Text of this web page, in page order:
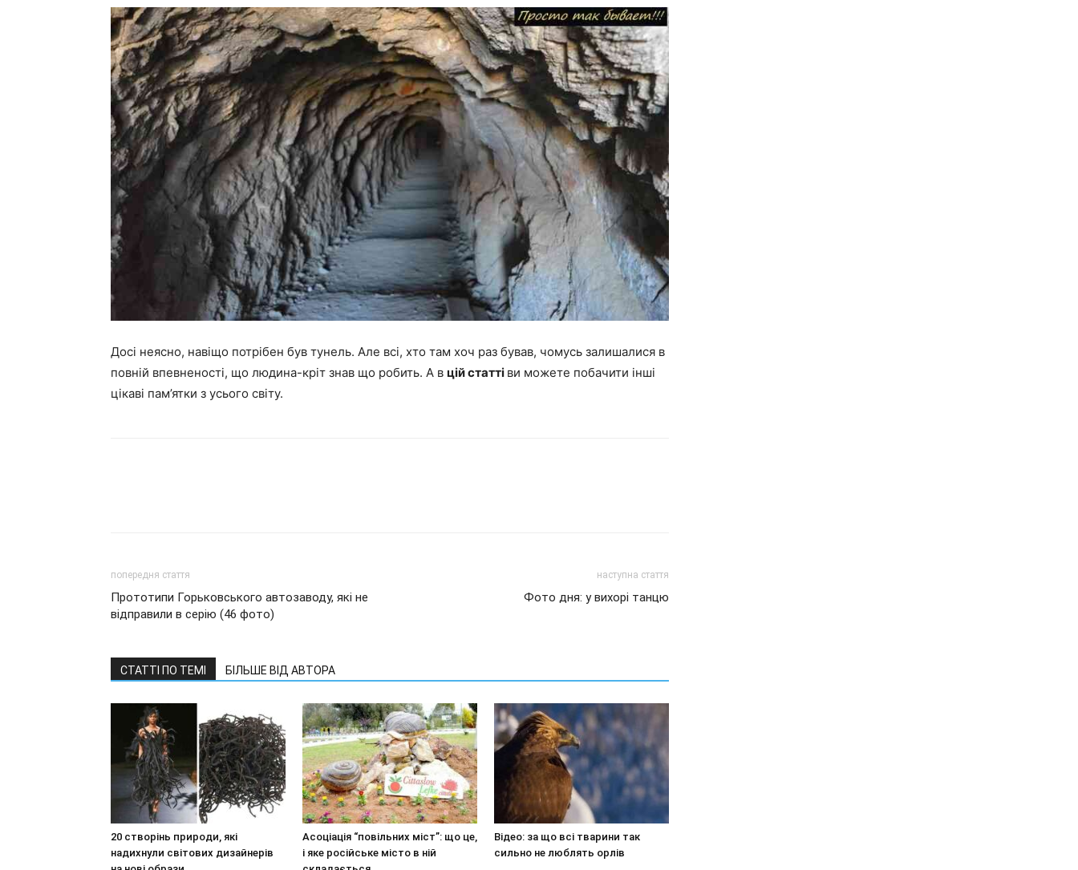
Досі неясно, навіщо потрібен був тунель. Але всі, хто там хоч раз бував, чомусь залишалися в
повній впевненості, що людина-кріт знав що робить. А в цій статті ви можете побачити інші
цікаві пам’ятки з усього світу.
попередня стаття
Прототипи Горьковського автозаводу, які не
відправили в серію (46 фото)
наступна стаття
Фото дня: у вихорі танцю
СТАТТІ ПО ТЕМІ БІЛЬШЕ ВІД АВТОРА
20 створінь природи, які
надихнули світових дизайнерів
Асоціація “повільних міст”: що це,
і яке російське місто в ній
Відео: за що всі тварини так
сильно не люблять орлів